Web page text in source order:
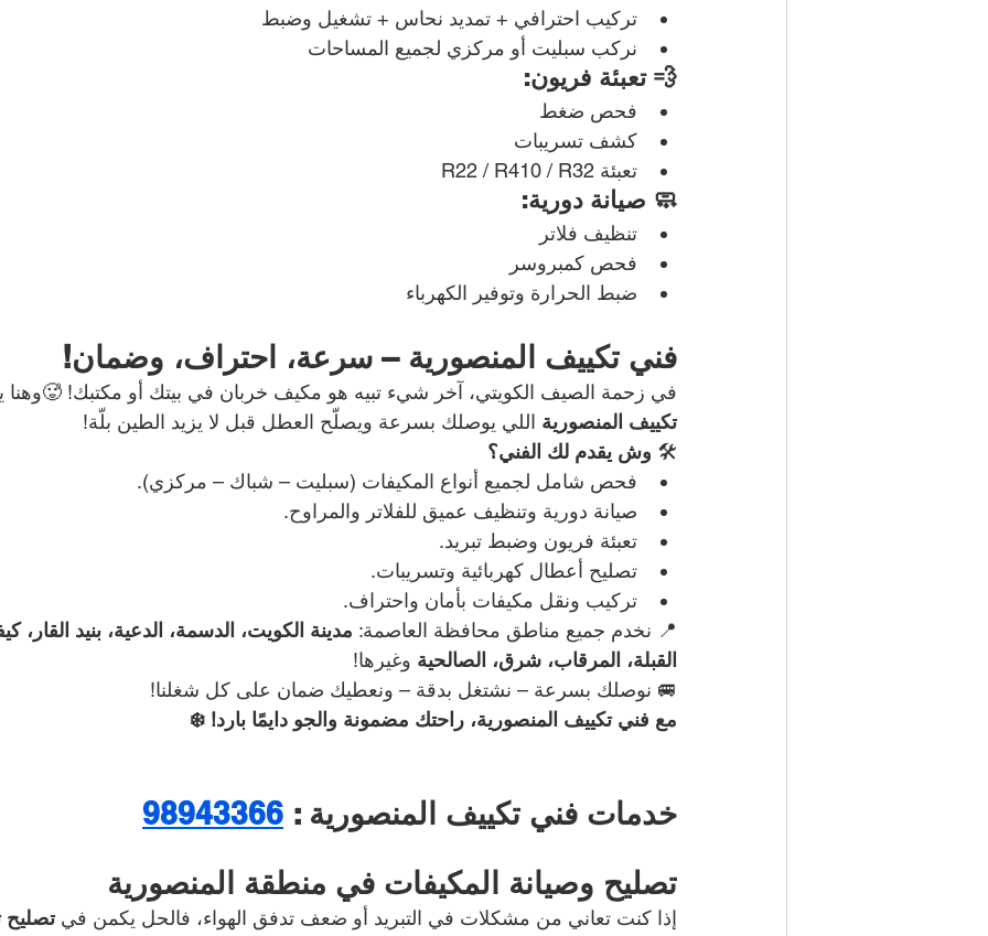
تركيب احترافي + تمديد نحاس + تشغيل وضبط
نركب سبليت أو مركزي لجميع المساحات
💨 تعبئة فريون:
فحص ضغط
كشف تسريبات
تعبئة R22 / R410 / R32
🧼 صيانة دورية:
تنظيف فلاتر
فحص كمبروسر
ضبط الحرارة وتوفير الكهرباء
فني تكييف المنصورية – سرعة، احتراف، وضمان!
في زحمة الصيف الكويتي، آخر شيء تبيه هو مكيف خربان في بيتك أو مكتبك!
تكييف المنصورية اللي يوصلك بسرعة ويصلّح العطل قبل لا يزيد الطين بلّة!
🛠️ وش يقدم لك الفني؟
فحص شامل لجميع أنواع المكيفات (سبليت – شباك – مركزي).
صيانة دورية وتنظيف عميق للفلاتر والمراوح.
تعبئة فريون وضبط تبريد.
تصليح أعطال كهربائية وتسريبات.
تركيب ونقل مكيفات بأمان واحتراف.
📍 نخدم جميع مناطق محافظة العاصمة: مدينة الكويت، الدسمة، الدعية، بنيد القار،
القبلة، المرقاب، شرق، الصالحية وغيرها!
🚐 نوصلك بسرعة – نشتغل بدقة – ونعطيك ضمان على كل شغلنا!
مع فني تكييف المنصورية، راحتك مضمونة والجو دايمًا بارد! ❄️
خدمات فني تكييف المنصورية : 98943366
تصليح وصيانة المكيفات في منطقة المنصورية
إذا كنت تعاني من مشكلات في التبريد أو ضعف تدفق الهواء، فالحل يكمن في